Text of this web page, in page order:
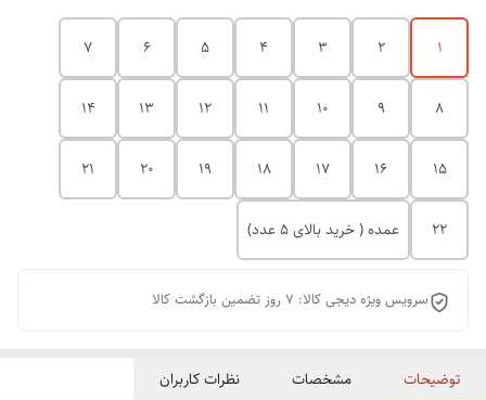
1
2
3
4
5
6
7
8
9
10
11
12
13
14
15
16
17
18
19
20
21
22 عمده ( خرید بالای 5 عدد)
سرویس ویژه دیجی کالا: 7 روز تضمین بازگشت کالا
توضیحات مشخصات نظرات کاربران